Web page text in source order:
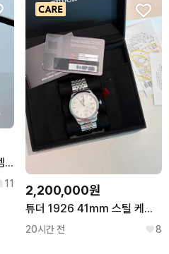
BMW 트렁크 엠블럼 보닛 엠블럼 새제품 81mm 74mm
11 2,200,000원
튜더 1926 41mm 스틸 케이스 화이트 오토매틱
20시간 전 8